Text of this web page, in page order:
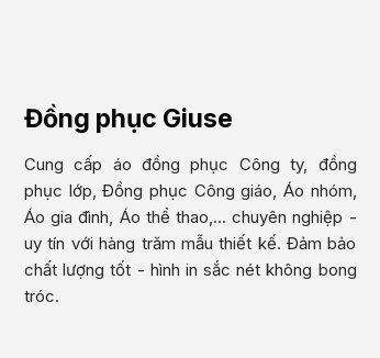
Đồng phục Giuse
Cung cấp áo đồng phục Công ty, đồng
phục lớp, Đồng phục Công giáo, Áo nhóm,
Áo gia đình, Áo thể thao,... chuyên nghiệp -
uy tín với hàng trăm mẫu thiết kế. Đảm bảo
chất lượng tốt - hình in sắc nét không bong
tróc.